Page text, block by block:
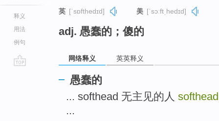
释义
用法
例句
英 [ˈsɒfthedɪd] 美 [ˈsɔːftˌhedɪd]
adj. 愚蠢的；傻的
网络释义 英英释义
愚蠢的
... softhead 无主见的人
...